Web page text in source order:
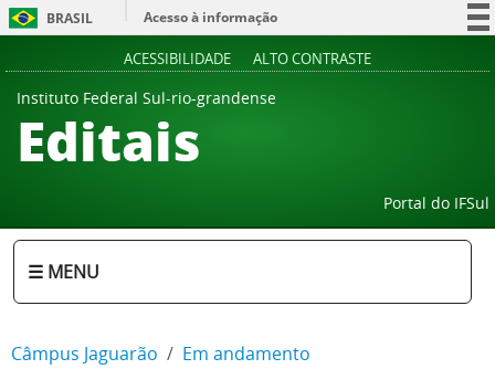
BRASIL
Acesso à informação
ACESSIBILIDADE ALTO CONTRASTE
Instituto Federal Sul-rio-grandense
Editais
Portal do IFSul
☰ MENU
Câmpus Jaguarão Em andamento